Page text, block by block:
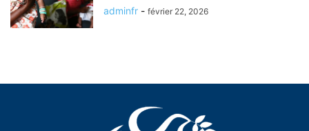
adminfr - février 22, 2026